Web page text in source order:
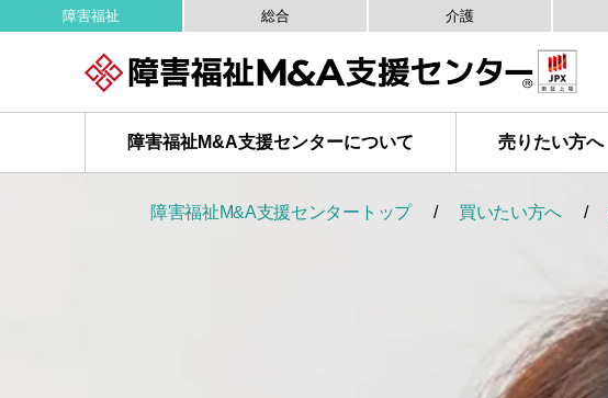
障害福祉 総合 介護
障害福祉M&A支援センターについて 売りたい方へ
障害福祉M&A支援センタートップ 買いたい方へ